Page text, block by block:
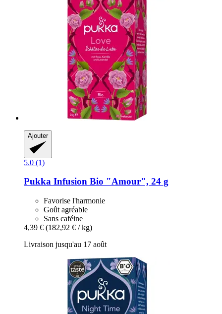
Ajouter
5.0 (1)
Pukka Infusion Bio "Amour", 24 g
Favorise l'harmonie
Goût agréable
Sans caféine
4,39 € (182,92 € / kg)
Livraison jusqu'au 17 août